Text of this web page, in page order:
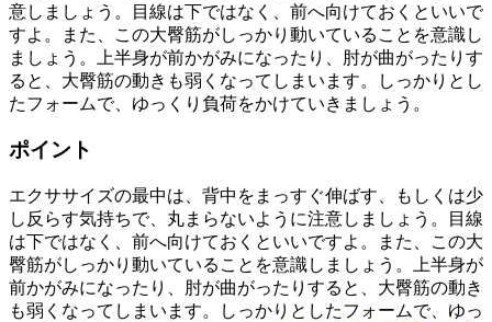
意しましょう。目線は下ではなく、前へ向けておくといいで
すよ。また、この大臀筋がしっかり動いていることを意識し
ましょう。上半身が前かがみになったり、肘が曲がったりす
ると、大臀筋の動きも弱くなってしまいます。しっかりとし
たフォームで、ゆっくり負荷をかけていきましょう。
ポイント
エクササイズの最中は、背中をまっすぐ伸ばす、もしくは少
し反らす気持ちで、丸まらないように注意しましょう。目線
は下ではなく、前へ向けておくといいですよ。また、この大
臀筋がしっかり動いていることを意識しましょう。上半身が
前かがみになったり、肘が曲がったりすると、大臀筋の動き
も弱くなってしまいます。しっかりとしたフォームで、ゆっ